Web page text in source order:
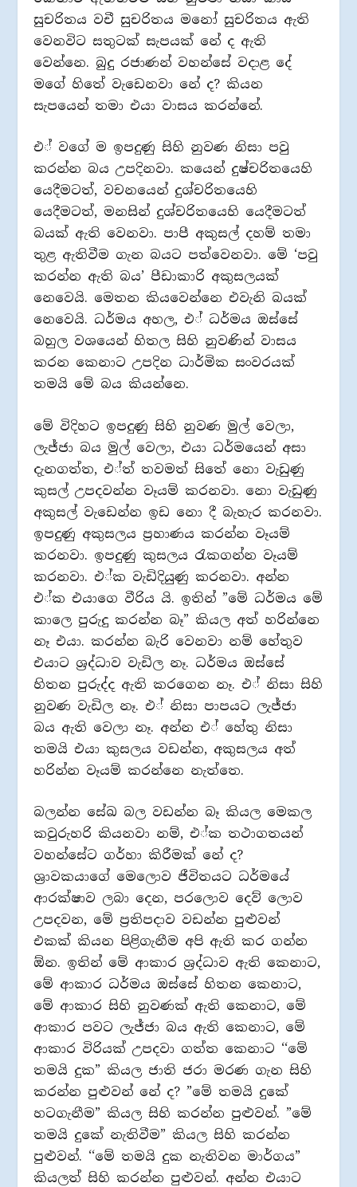
සුචරිතය වචී සුචරිතය මනෝ සුචරිතය ඇති
වෙනවිට සතුටක් සැපයක් නේ ද ඇති
වෙන්නෙ. බුදු රජාණන් වහන්සේ වදාළ දේ
මගේ හිතේ වැඩෙනවා නේ ද? කියන
සැපයෙන් තමා එයා වාසය කරන්නේ.
එ් වගේ ම ඉපදුණු සිහි නුවණ නිසා පවු
කරන්න බය උපදිනවා. කයෙන් දුෂ්චරිතයෙහි
යෙදීමටත්, වචනයෙන් දුශ්චරිතයෙහි
යෙදීමටත්, මනසින් දුශ්චරිතයෙහි යෙදීමටත්
බයක් ඇති වෙනවා. පාපී අකුසල් දහම් තමා
තුළ ඇතිවීම ගැන බයට පත්වෙනවා. මේ ‘පවු
කරන්න ඇති බය’ පීඩාකාරි අකුසලයක්
නෙවෙයි. මෙතන කියවෙන්නෙ එවැනි බයක්
නෙවෙයි. ධර්මය අහල, එ් ධර්මය ඔස්සේ
බහුල වශයෙන් හිතල සිහි නුවණින් වාසය
කරන කෙනාට උපදින ධාර්මික සංවරයක්
තමයි මේ බය කියන්නෙ.
මේ විදිහට ඉපදුණු සිහි නුවණ මුල් වෙලා,
ලැජ්ජා බය මුල් වෙලා, එයා ධර්මයෙන් අසා
දැනගත්ත, එ්ත් තවමත් සිතේ නො වැඩුණු
කුසල් උපදවන්න වෑයම් කරනවා. නො වැඩුණු
අකුසල් වැඩෙන්න ඉඩ නො දී බැහැර කරනවා.
ඉපදුණු අකුසලය ප‍්‍රහාණය කරන්න වෑයම්
කරනවා. ඉපදුණු කුසලය රැකගන්න වෑයම්
කරනවා. එ්ක වැඩිදියුණු කරනවා. අන්න
එ්ක එයාගෙ වීරිය යි. ඉතින් ”මේ ධර්මය මේ
කාලෙ පුරුදු කරන්න බෑ” කියල අත් හරින්නෙ
නෑ එයා. කරන්න බැරි වෙනවා නම් හේතුව
එයාට ශ‍්‍රද්ධාව වැඩිල නෑ. ධර්මය ඔස්සේ
හිතන පුරුද්ද ඇති කරගෙන නෑ. එ් නිසා සිහි
නුවණ වැඩිල නෑ. එ් නිසා පාපයට ලැජ්ජා
බය ඇති වෙලා නෑ. අන්න එ් හේතු නිසා
තමයි එයා කුසලය වඩන්න, අකුසලය අත්
හරින්න වෑයම් කරන්නෙ නැත්තෙ.
බලන්න සේඛ බල වඩන්න බෑ කියල මෙකල
කවුරුහරි කියනවා නම්, එ්ක තථාගතයන්
වහන්සේට ගර්හා කිරීමක් නේ ද?
ශ‍්‍රාවකයාගේ මෙලොව ජීවිතයට ධර්මයේ
ආරක්ෂාව ලබා දෙන, පරලොව දෙව් ලොව
උපදවන, මේ ප‍්‍රතිපදාව වඩන්න පුළුවන්
එකක් කියන පිළිගැනීම අපි ඇති කර ගන්න
ඕන. ඉතින් මේ ආකාර ශ‍්‍රද්ධාව ඇති කෙනාට,
මේ ආකාර ධර්මය ඔස්සේ හිතන කෙනාට,
මේ ආකාර සිහි නුවණක් ඇති කෙනාට, මේ
ආකාර පවට ලැජ්ජා බය ඇති කෙනාට, මේ
ආකාර විරියක් උපදවා ගත්ත කෙනාට ‘‘මේ
තමයි දුක” කියල ජාති ජරා මරණ ගැන සිහි
කරන්න පුළුවන් නේ ද? ”මේ තමයි දුකේ
හටගැනීම” කියල සිහි කරන්න පුළුවන්. ”මේ
තමයි දුකේ නැතිවීම” කියල සිහි කරන්න
පුළුවන්. ‘‘මේ තමයි දුක නැතිවන මාර්ගය”
කියලත් සිහි කරන්න පුළුවන්. අන්න එයාට